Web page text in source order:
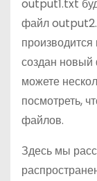
output1.txt
файл
производится
создан новый
можете
посмотреть,
файлов.
Здесь мы